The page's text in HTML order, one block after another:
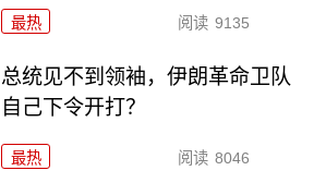
最热 阅读 9135
总统见不到领袖，伊朗革命卫队
自己下令开打？
最热 阅读 8046